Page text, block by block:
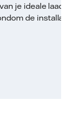
je ideale
de